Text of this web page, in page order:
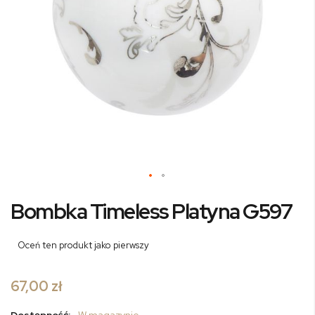
na
galerii
Bombka Timeless Platyna G597
Oceń ten produkt jako pierwszy
67,00 zł